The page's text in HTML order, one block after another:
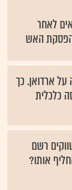
לאחר
האש
ארדואן. כך
כלכלית
רשם
אותו?